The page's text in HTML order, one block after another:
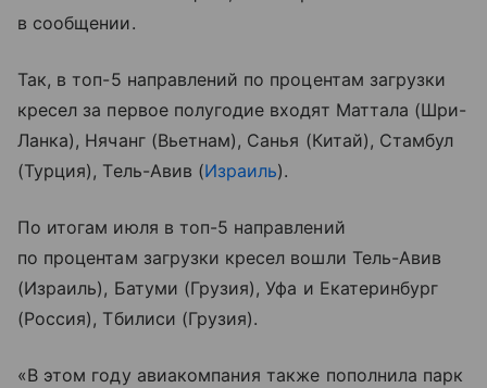
в сообщении.
Так, в топ-5 направлений по процентам загрузки
кресел за первое полугодие входят Маттала (Шри-
Ланка), Нячанг (Вьетнам), Санья (Китай), Стамбул
(Турция), Тель-Авив (Израиль).
По итогам июля в топ-5 направлений
по процентам загрузки кресел вошли Тель-Авив
(Израиль), Батуми (Грузия), Уфа и Екатеринбург
(Россия), Тбилиси (Грузия).
«В этом году авиакомпания также пополнила парк